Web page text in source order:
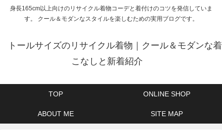
身長165cm以上向けのリサイクル着物コーデと着付けのコツを発信していま
す。 クール＆モダンなスタイルを楽しむための実用ブログです。
トールサイズのリサイクル着物｜クール＆モダンな着
こなしと新着紹介
TOP ONLINE SHOP
ABOUT ME SITE MAP